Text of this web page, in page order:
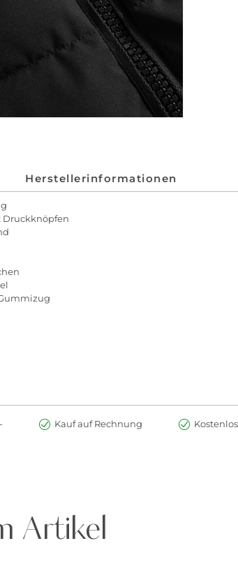
Herstellerinformationen
Druckknöpfen
Kauf auf Rechnung
Artikel